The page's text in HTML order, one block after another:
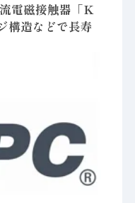
電磁接触器「Ｋ
構造などで長寿